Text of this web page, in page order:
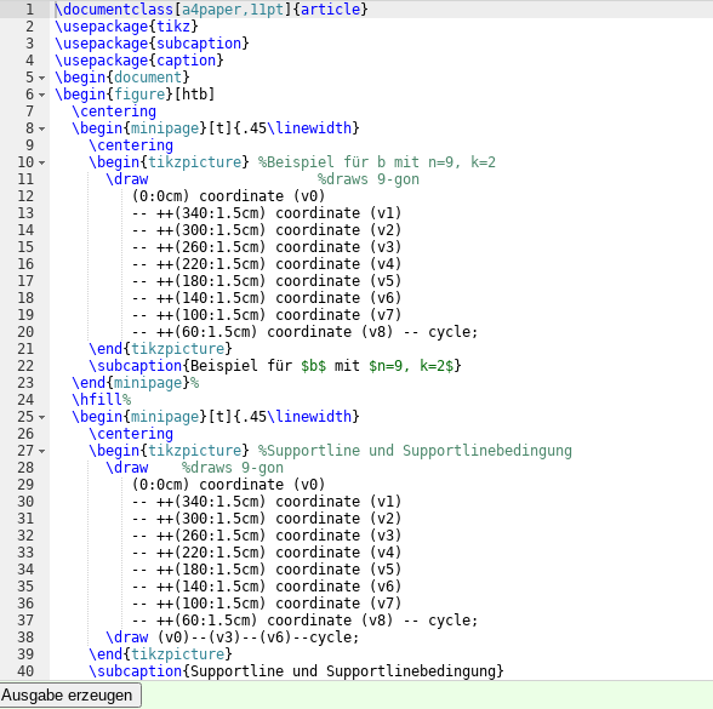
1
2
3
4
5
6
7
8
9
10
11
12
13
14
15
16
17
18
19
20
21
22
23
24
25
26
27
28
29
30
31
32
33
34
35
36
37
38
39
40
41
\documentclass a4paper,11pt {article}
\usepackage{tikz}
\usepackage{ subcaption}
\usepackage{ caption}
\begin{document }
\begin{ figure} htb
\centering
\begin{minipage} t { .45\linewidth}
\centering
\begin{tikzpicture} %Beispiel für b mit n=9, k=2
\draw
%draws 9-gon
(0:0cm) coordinate (v0)
-- ++(340:1.5cm) coordinate (v1)
-- ++(300:1.5cm) coordinate (v2)
-- ++(260:1.5cm) coordinate (v3)
-- ++(220:1.5cm) coordinate (v4)
-- ++( 180:1.5cm) coordinate (v5)
-- ++( 140:1.5cm) coordinate (v6)
-- ++( 100:1.5cm) coordinate (v7)
-- ++(60:1.5cm) coordinate (v8)
-- cycle;
\end {tikzpicture}
\subcaption{ Beispiel für $b$ mit $n=9, k=2$}
\end {minipage}%
\hfill%
\begin{minipage} t { .45\linewidth}
\centering
\begin{tikzpicture} %Supportline und Supportlinebedingung
\draw
%draws 9-gon
(0:0cm) coordinate (v0)
-- ++(340:1.5cm) coordinate (v1)
-- ++(300:1.5cm) coordinate (v2)
-- ++(260:1.5cm) coordinate (v3)
-- ++(220:1.5cm) coordinate (v4)
-- ++( 180:1.5cm) coordinate (v5)
-- ++( 140:1.5cm) coordinate (v6)
-- ++( 100:1.5cm) coordinate (v7)
-- ++(60:1.5cm) coordinate (v8)
-- cycle;
\draw
(v0) -- (v3) -- (v6) --cycle;
\end {tikzpicture}
\subcaption{Supportline und Supportlinebedingung}
\end{minipage
Ausgabe erzeugen